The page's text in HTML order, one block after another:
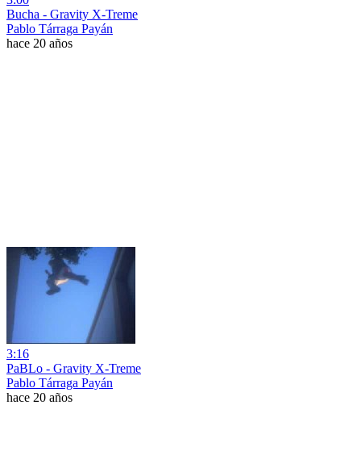
Bucha - Gravity X-Treme
Pablo Tárraga Payán
hace 20 años
3:16
PaBLo - Gravity X-Treme
Pablo Tárraga Payán
hace 20 años